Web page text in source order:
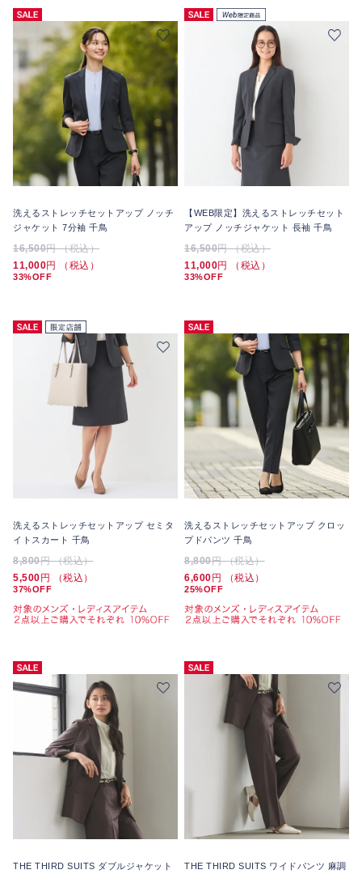
洗えるストレッチセットアップ ノッチ
ジャケット 7分袖 千鳥
16,500円 （税込）
11,000円 （税込）
33%OFF
【WEB限定】洗えるストレッチセット
アップ ノッチジャケット 長袖 千鳥
16,500円 （税込）
11,000円 （税込）
33%OFF
洗えるストレッチセットアップ セミタ
イトスカート 千鳥
8,800円 （税込）
5,500円 （税込）
37%OFF
洗えるストレッチセットアップ クロッ
プドパンツ 千鳥
8,800円 （税込）
6,600円 （税込）
25%OFF
THE THIRD SUITS ダブルジャケット
THE THIRD SUITS ワイドパンツ 麻調